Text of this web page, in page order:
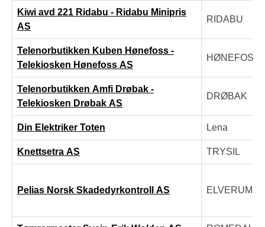
Kiwi avd 221 Ridabu - Ridabu Minipris
AS
RIDABU
Telenorbutikken Kuben Hønefoss -
Telekiosken Hønefoss AS
HØNEFOSS
Telenorbutikken Amfi Drøbak -
Telekiosken Drøbak AS
DRØBAK
Din Elektriker Toten Lena
Knettsetra AS TRYSIL
Pelias Norsk Skadedyrkontroll AS ELVERUM